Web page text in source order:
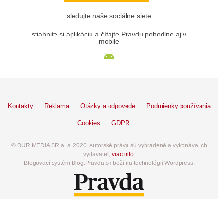
sledujte naše sociálne siete
stiahnite si aplikáciu a čítajte Pravdu pohodlne aj v
mobile
Kontakty Reklama Otázky a odpovede Podmienky používania
Cookies GDPR
© OUR MEDIA SR a. s. 2026. Autorské práva sú vyhradené a vykonáva ich
vydavateľ, viac info.
Blogovací systém Blog.Pravda.sk beží na technológií Wordpress.